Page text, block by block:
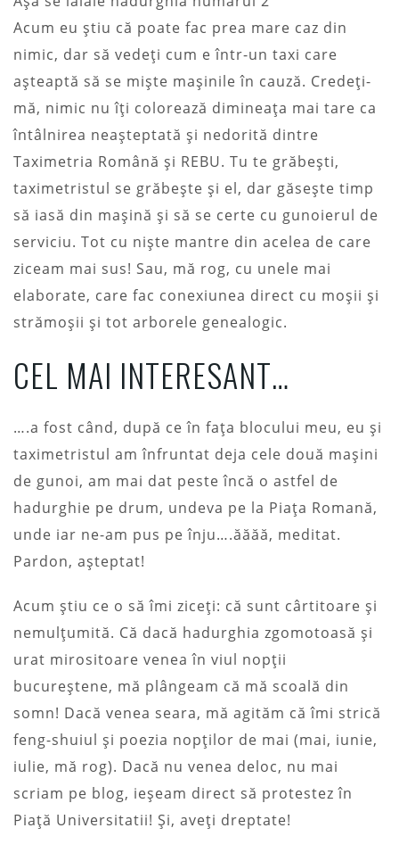
Acum eu știu că poate fac prea mare caz din
nimic, dar să vedeți cum e într-un taxi care
așteaptă să se miște mașinile în cauză. Credeți-
mă, nimic nu îți colorează dimineața mai tare ca
întâlnirea neașteptată și nedorită dintre
Taximetria Română și REBU. Tu te grăbești,
taximetristul se grăbește și el, dar găsește timp
să iasă din mașină și să se certe cu gunoierul de
serviciu. Tot cu niște mantre din acelea de care
ziceam mai sus! Sau, mă rog, cu unele mai
elaborate, care fac conexiunea direct cu moșii și
strămoșii și tot arborele genealogic.
CEL MAI INTERESANT…
….a fost când, după ce în fața blocului meu, eu și
taximetristul am înfruntat deja cele două mașini
de gunoi, am mai dat peste încă o astfel de
hadurghie pe drum, undeva pe la Piața Romană,
unde iar ne-am pus pe înju….ăăăă, meditat.
Pardon, așteptat!
Acum știu ce o să îmi ziceți: că sunt cârtitoare și
nemulțumită. Că dacă hadurghia zgomotoasă și
urat mirositoare venea în viul nopții
bucureștene, mă plângeam că mă scoală din
somn! Dacă venea seara, mă agităm că îmi strică
feng-shuiul și poezia nopților de mai (mai, iunie,
iulie, mă rog). Dacă nu venea deloc, nu mai
scriam pe blog, ieșeam direct să protestez în
Piață Universitatii! Și, aveți dreptate!